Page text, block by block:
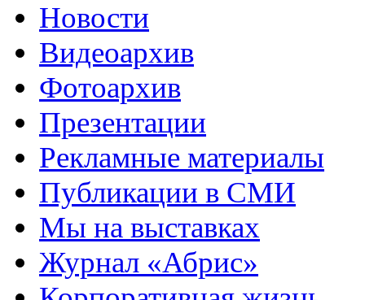
Новости
Видеоархив
Фотоархив
Презентации
Рекламные материалы
Публикации в СМИ
Мы на выставках
Журнал «Абрис»